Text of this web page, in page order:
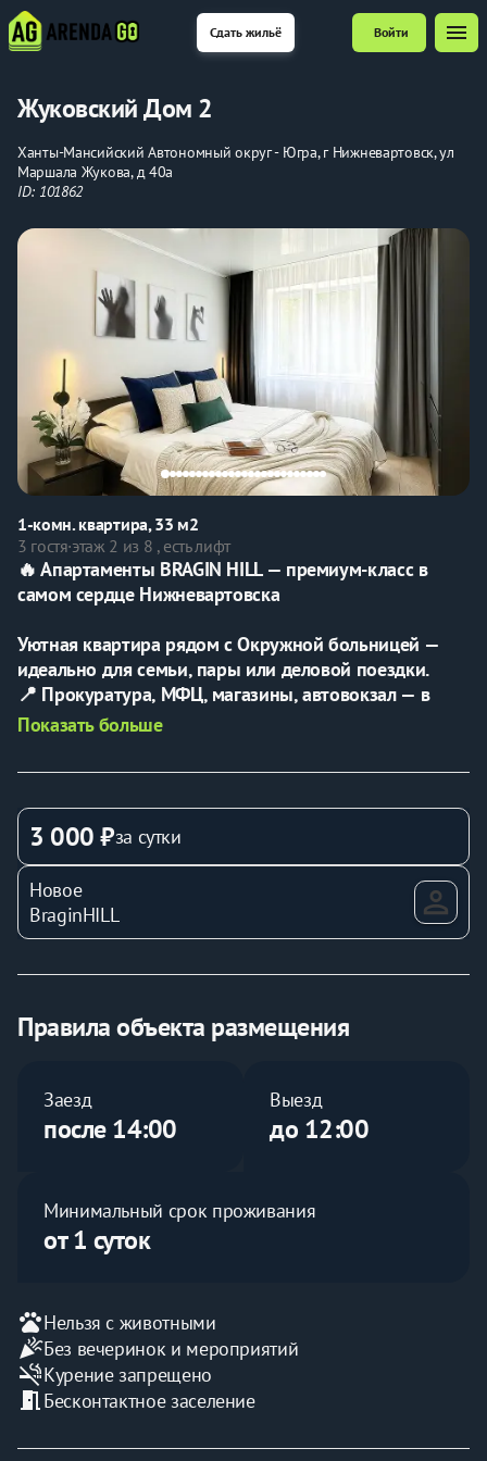
Сдать жильё Войти menu
Жуковский Дом 2
Ханты-Мансийский Автономный округ - Югра, г Нижневартовск, ул
Маршала Жукова, д 40а
ID: 101862
1-комн. квартира, 33 м2
3 гостя·этаж 2 из 8 , есть лифт
🔥 Апартаменты BRAGIN HILL — премиум-класс в
самом сердце Нижневартовска
Уютная квартира рядом с Окружной больницей —
идеально для семьи, пары или деловой поездки.
📍 Прокуратура, МФЦ, магазины, автовокзал — в
шаге.
✴️ Для вашего комфорта:
• Большая двуспальная кровать + диван (до 3 гостей)
• Чистое постельное, полотенца, гель, фен
• Wi-Fi и ТВ
• Полностью оборудованная кухня:
холодильник, чайник, СВЧ, плита, посуда
• Стиральная машина, утюг, сушилка, гладильная
доска
✅ Уборка и смена белья при длительном
проживании
✅ Чисто, уютно, всё как на фото
💼 Для командировочных и юрлиц:
• Оплата: наличные / перевод / по счёту
• Заключаем договоры от 2 месяцев
⸻
⏱️ Удобные форматы аренды:
Показать больше
3 000 ₽за сутки
Новое
BraginHILL
Правила объекта размещения
Заезд
после 14:00
Выезд
до 12:00
Минимальный срок проживания
от 1 суток
petsНельзя с животными
celebrationБез вечеринок и мероприятий
smoke_freeКурение запрещено
meeting_room Бесконтактное заселение